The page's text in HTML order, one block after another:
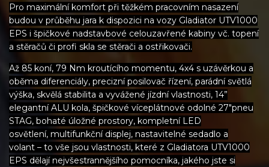
Pro maximální komfort při těžkém pracovním nasazení
budou v průběhu jara k dispozici na vozy Gladiator UTV1000
EPS i špičkové nadstavbové celouzavřené kabiny vč. topení
a stěračů či profi skla se stěrači a ostřikovači.
Až 85 koní, 79 Nm kroutícího momentu, 4x4 s uzávěrkou a
oběma diferenciály, precizní posilovač řízení, parádní světlá
výška, skvělá stabilita a vyvážené jízdní vlastnosti, 14”
elegantní ALU kola, špičkové víceplátnové odolné 27"pneu
STAG, bohaté úložné prostory, kompletní LED
osvětlení, multifunkční displej, nastavitelné sedadlo a
volant – to vše jsou vlastnosti, které z Gladiatora UTV1000
EPS dělají nejvšestrannějšího pomocníka, jakého jste si